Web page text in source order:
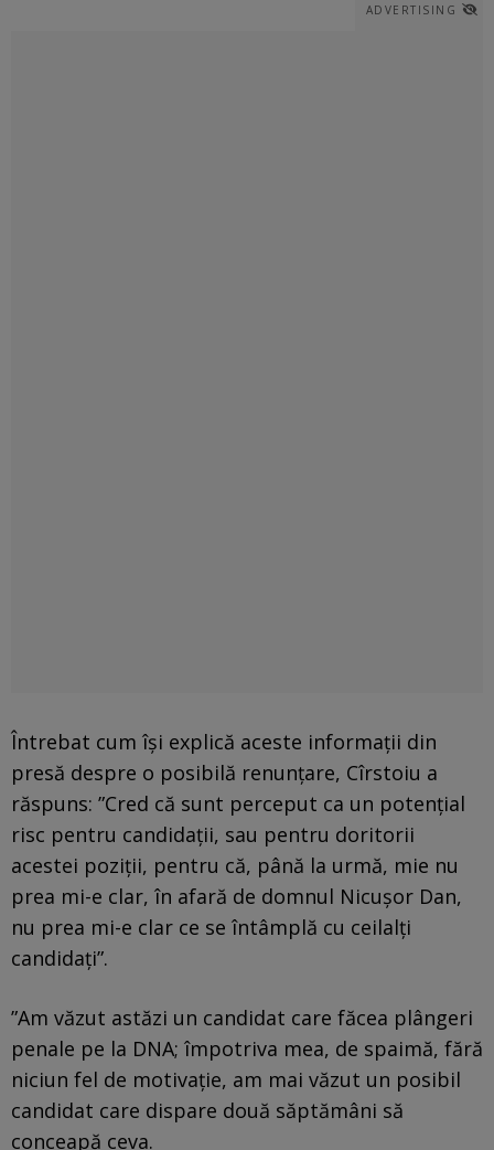
ADVERTISING
Întrebat cum îşi explică aceste informaţii din
presă despre o posibilă renunţare, Cîrstoiu a
răspuns: ”Cred că sunt perceput ca un potenţial
risc pentru candidaţii, sau pentru doritorii
acestei poziţii, pentru că, până la urmă, mie nu
prea mi-e clar, în afară de domnul Nicuşor Dan,
nu prea mi-e clar ce se întâmplă cu ceilalţi
candidaţi”.
”Am văzut astăzi un candidat care făcea plângeri
penale pe la DNA; împotriva mea, de spaimă, fără
niciun fel de motivaţie, am mai văzut un posibil
candidat care dispare două săptămâni să
conceapă ceva.